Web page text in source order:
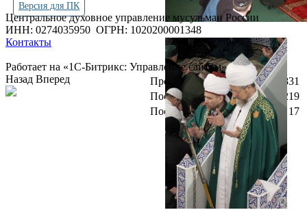
Версия для ПК
Центральное духовное управление мусульман России
ИНН: 0274035950 ОГРН: 1020200001348
Контакты
Работает на «1С-Битрикс: Управление сайтом»
Просмотров всего:
4249831
Посетителей сегодня:
219
Посетителей в онлайн:
17
Назад Вперед